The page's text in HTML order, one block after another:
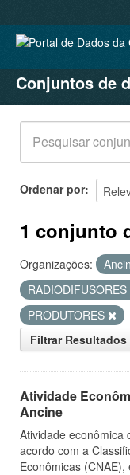
CONJUNTOS DE
ORGANIZAÇÕES
GRUPOS
SOBRE
Conjuntos de
Ordenar por
1 conjunto
Organizações:
RADIODIFUSORES
PRODUTORES
Filtrar Resultados
Atividade
Ancine
Atividade econômica
acordo com a
Econômicas